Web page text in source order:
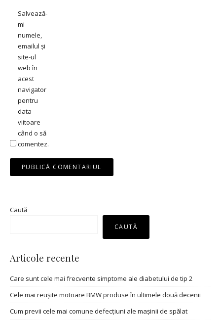
Salvează-
mi
numele,
emailul și
site-ul
web în
acest
navigator
pentru
data
viitoare
când o să
comentez.
Caută
CAUTĂ
Articole recente
Care sunt cele mai frecvente simptome ale diabetului de tip 2
Cele mai reușite motoare BMW produse în ultimele două decenii
Cum previi cele mai comune defecțiuni ale mașinii de spălat